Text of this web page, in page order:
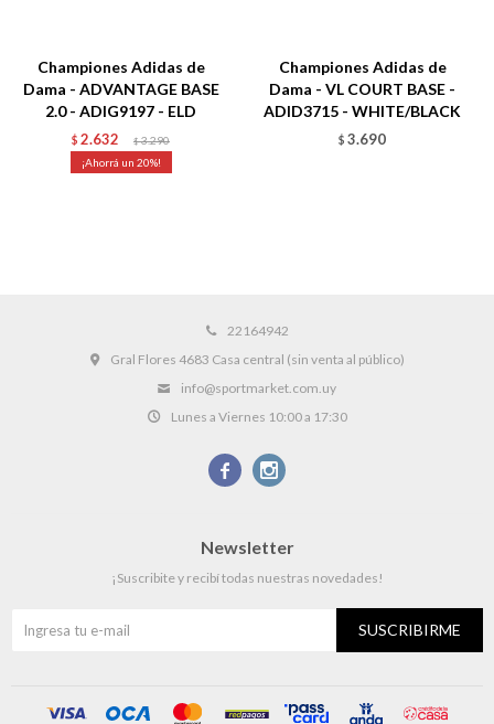
Championes Adidas de
Dama - ADVANTAGE BASE
2.0 - ADIG9197 - ELD
$ 2.632 $ 3.290
20
Championes Adidas de
Dama - VL COURT BASE -
ADID3715 - WHITE/BLACK
$ 3.690
22164942
Gral Flores 4683 Casa central (sin venta al público)
info@sportmarket.com.uy
Lunes a Viernes 10:00 a 17:30
 
Newsletter
¡Suscribite y recibí todas nuestras novedades!
SUSCRIBIRME